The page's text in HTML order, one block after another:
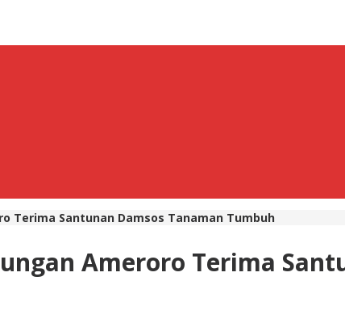
Terima Santunan Damsos Tanaman Tumbuh
Ameroro Terima